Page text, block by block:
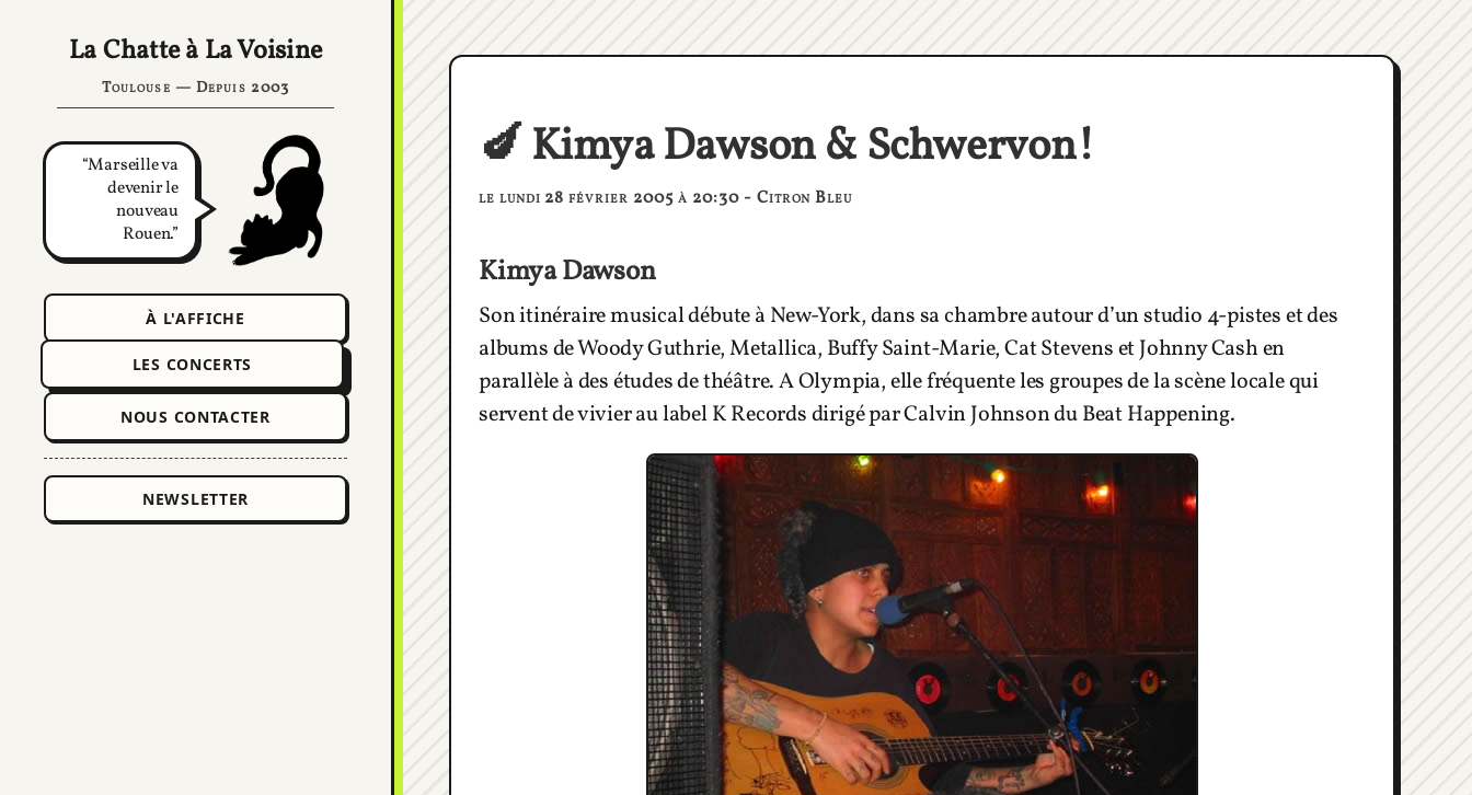
La Chatte à La Voisine
Toulouse — Depuis 2003
Marseille va
devenir le
nouveau
Rouen.
À L'AFFICHE
LES CONCERTS
NOUS CONTACTER
🍆 Kimya Dawson & Schwervon!
le lundi 28 février 2005 à 20:30 - Citron Bleu
Kimya Dawson
Son itinéraire musical débute à New-York, dans sa chambre autour d’un studio 4-pistes et des
albums de Woody Guthrie, Metallica, Buffy Saint-Marie, Cat Stevens et Johnny Cash en
parallèle à des études de théâtre. A Olympia, elle fréquente les groupes de la scène locale qui
servent de vivier au label K Records dirigé par Calvin Johnson du Beat Happening.